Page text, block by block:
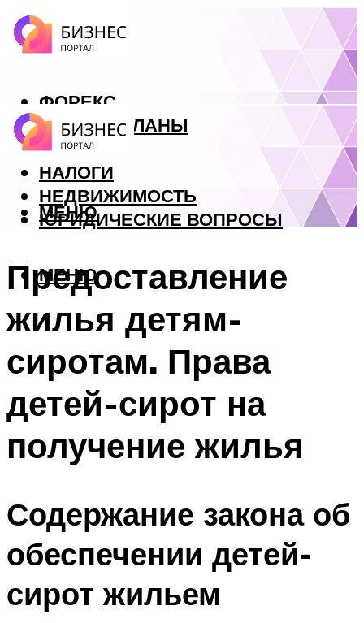
ФОРЕКС
БИЗНЕС ПЛАНЫ
КРЕДИТЫ
НАЛОГИ
НЕДВИЖИМОСТЬ
ЮРИДИЧЕСКИЕ ВОПРОСЫ
МЕНЮ
МЕНЮ
Предоставление
жилья детям-
сиротам. Права
детей-сирот на
получение жилья
Содержание закона об
обеспечении детей-
сирот жильем